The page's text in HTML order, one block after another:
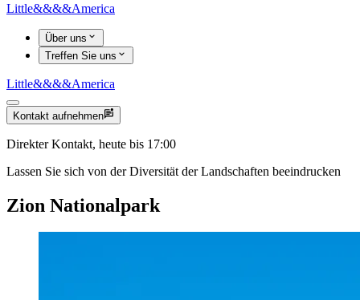
Little&&&&America
Über uns
Treffen Sie uns
Little&&&&America
Kontakt aufnehmen
Direkter Kontakt, heute bis 17:00
Lassen Sie sich von der Diversität der Landschaften beeindrucken
Zion Nationalpark